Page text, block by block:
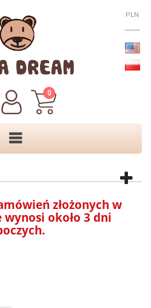
PLN
0
złożonych w
około 3 dni